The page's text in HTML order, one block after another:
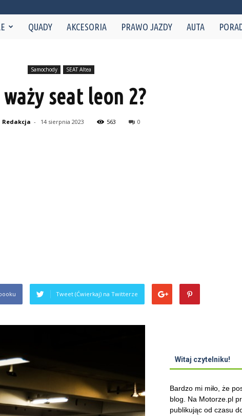
QUADY AKCESORIA PRAWO JAZDY AUTA
Samochody SEAT Altea
seat leon 2?
Redakcja - 14 sierpnia 2023 563 0
Tweet (Ćwierkaj) na Twitterze
Witaj czytelniku!
Bardzo mi miło, że
blog. Na Motorze.pl
publikując od czasu